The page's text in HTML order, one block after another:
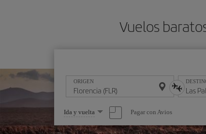
Vuelos
ORIGEN
Seleccione
una
opción
Ida y vuelta Pagar con Avios